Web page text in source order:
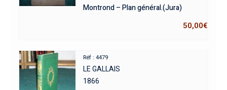
Montrond – Plan général.(Jura)
50,00€
Réf : 4479
LE GALLAIS
1866